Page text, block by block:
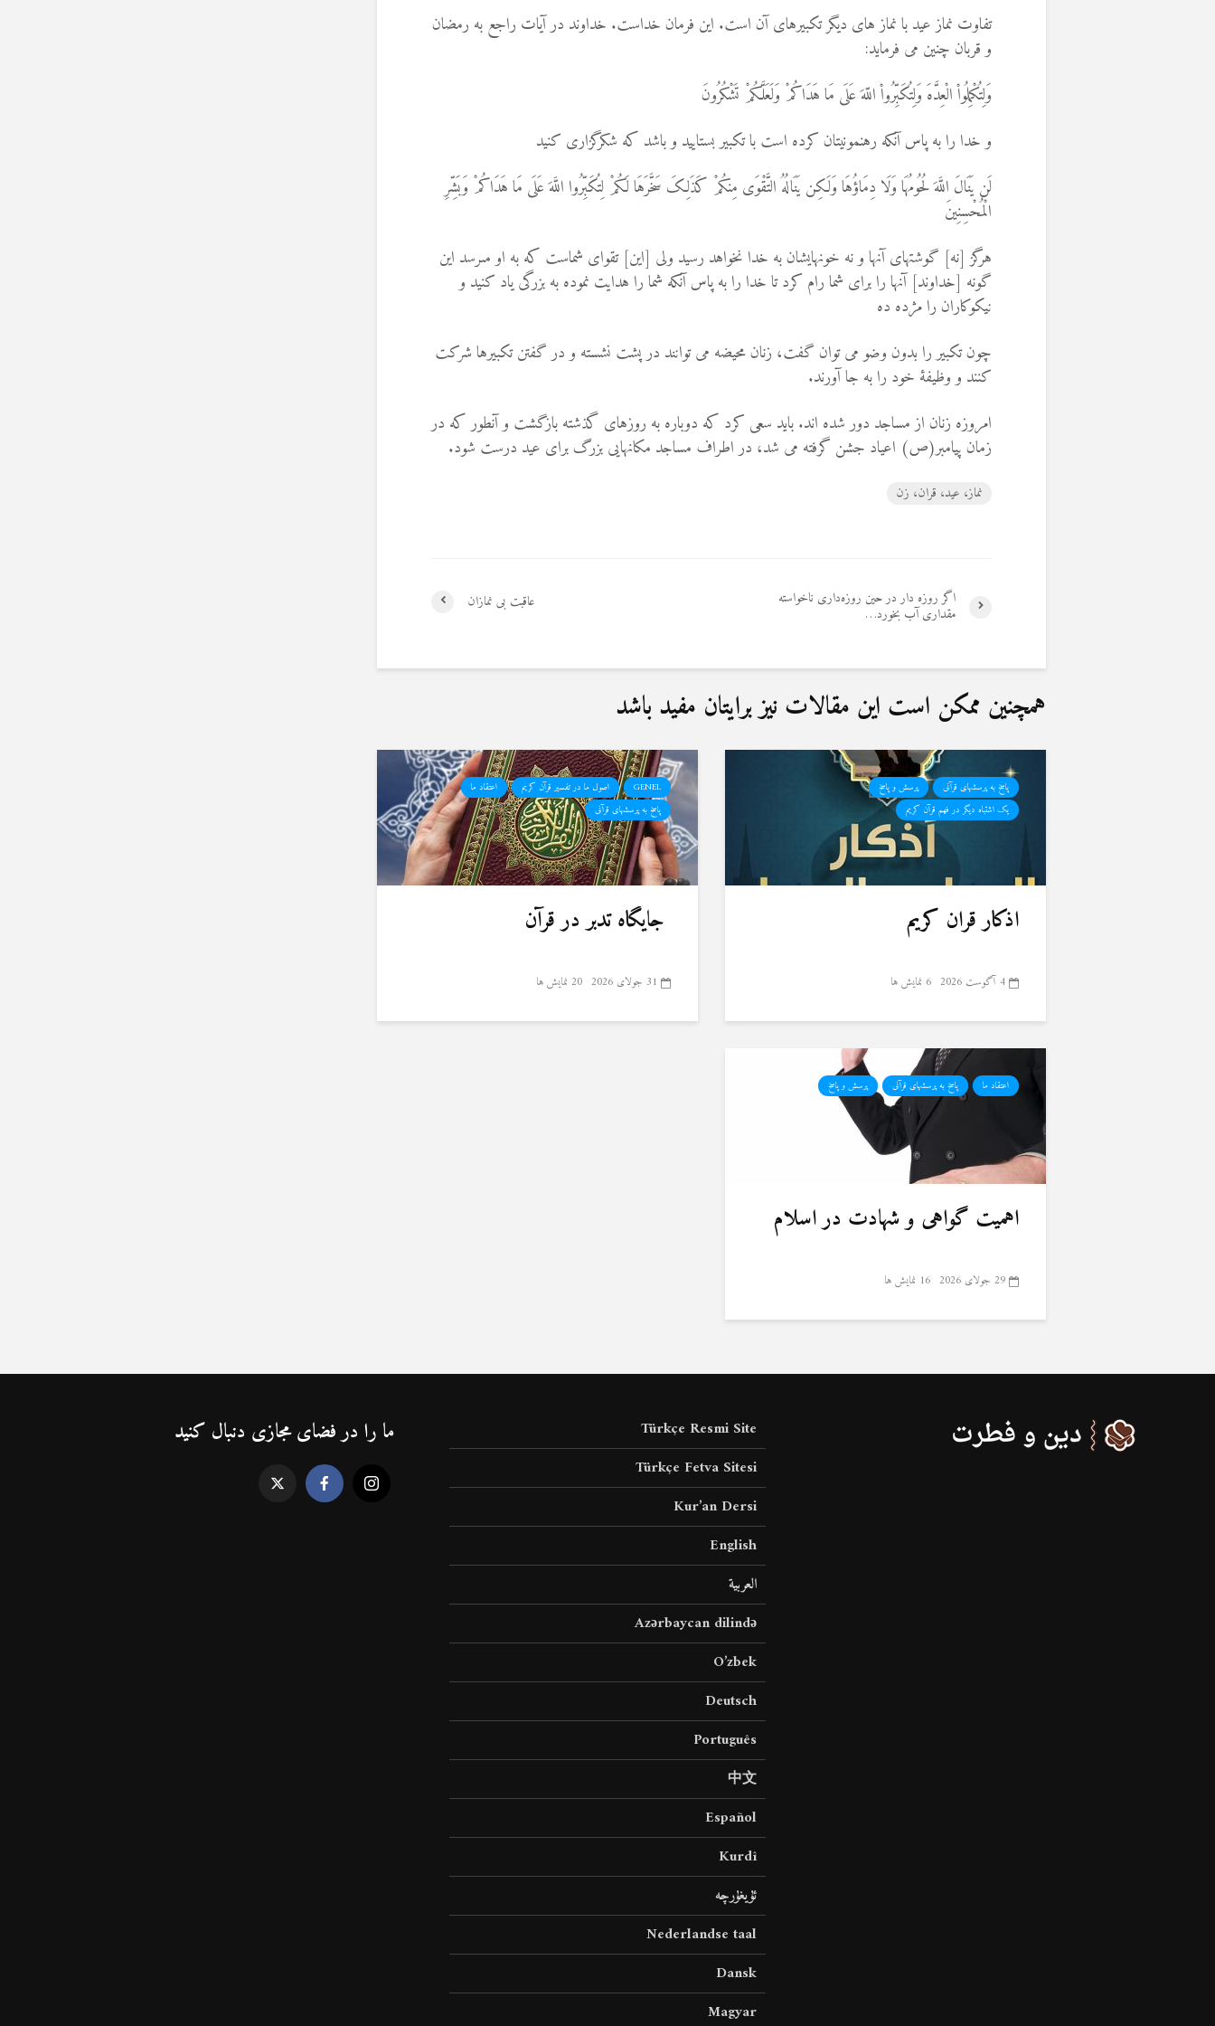
تفاوت نماز عید با نماز های دیگر تکبیرهای آن است. این فرمان خداست. خداوند در آیات راجع به رمضان
و قربان چنین می فرماید:
وَلِتُکْمِلُواْ الْعِدَّهَ وَلِتُکَبِّرُواْ اللّهَ عَلَى مَا هَدَاکُمْ وَلَعَلَّکُمْ تَشْکُرُونَ
و خدا را به پاس آنکه رهنمونیتان کرده است با تکبیر بستایید و باشد که شکرگزارى کنید
لَن یَنَالَ اللَّهَ لُحُومُهَا وَلَا دِمَاؤُهَا وَلَکِن یَنَالُهُ التَّقْوَى مِنکُمْ کَذَلِکَ سَخَّرَهَا لَکُمْ لِتُکَبِّرُوا اللَّهَ عَلَى مَا هَدَاکُمْ وَبَشِّرِ
الْمُحْسِنِینَ
هرگز [نه] گوشتهاى آنها و نه خونهایشان به خدا نخواهد رسید ولى [این] تقواى شماست که به او مى‏رسد این
گونه [خداوند] آنها را براى شما رام کرد تا خدا را به پاس آنکه شما را هدایت نموده به بزرگى یاد کنید و
نیکوکاران را مژده ده
چون تکبیر را بدون وضو می توان گفت، زنان محیضه می توانند در پشت نشسته و در گفتن تکبیرها شرکت
کنند و وظیفۀ خود را به جا آورند.
امروزه زنان از مساجد دور شده اند. باید سعی کرد که دوباره به روزهای گذشته بازگشت و آنطور که در
زمان پیامبر(ص) اعیاد جشن گرفته می شد، در اطراف مساجد مکانهایی بزرگ برای عید درست شود.
نماز، عید، قران، زن
عاقبت بی نمازان اگر روزه دار در حین روزه‌داری ناخواسته
مقداری آب بخورد…
همچنین ممکن است این مقالات نیز برایتان مفید باشد
پاسخ به پرسشهای قرآنی
پرسش و پاسخ
یک اشتباه دیگر در فهم قرآن کریم
اذکار قران کریم
4 آگوست 2026 6 نمایش ها
GENEL اصول ما در تفسیر قرآن کریم
اعتقاد ما
پاسخ به پرسشهای قرآنی
جایگاه تدبر در قرآن
31 جولای 2026 20 نمایش ها
اعتقاد ما پاسخ به پرسشهای قرآنی پرسش و پاسخ
اهمیت گواهی و شهادت در اسلام
29 جولای 2026 16 نمایش ها
Türkçe Resmi Site
Türkçe Fetva Sitesi
Kur’an Dersi
English
العربية
Azərbaycan dilində
O’zbek
Deutsch
Português
中文
Español
Kurdî
ئۇيغۇرچە
Nederlandse taal
Dansk
Magyar
ما را در فضای مجازی دنبال کنید